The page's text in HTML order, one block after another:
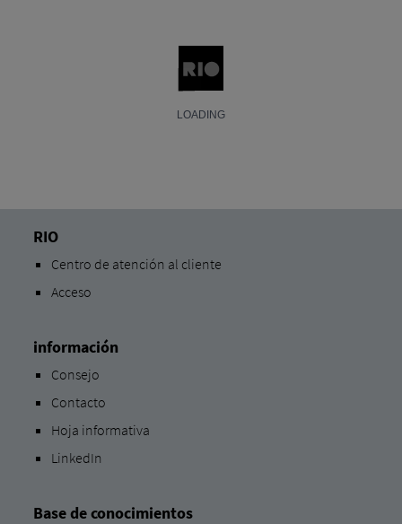
RIO
Centro de atención al cliente
Acceso
información
Consejo
Contacto
Hoja informativa
LinkedIn
Base de conocimientos